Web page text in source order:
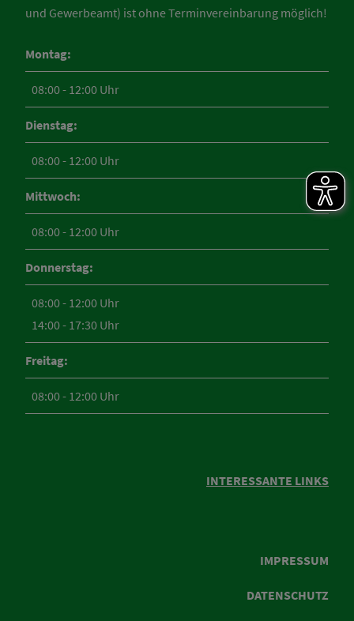
und Gewerbeamt) ist ohne Terminvereinbarung möglich!
Montag:
08:00 - 12:00 Uhr
Dienstag:
08:00 - 12:00 Uhr
Mittwoch:
08:00 - 12:00 Uhr
Donnerstag:
08:00 - 12:00 Uhr
14:00 - 17:30 Uhr
Freitag:
08:00 - 12:00 Uhr
INTERESSANTE LINKS
IMPRESSUM
DATENSCHUTZ